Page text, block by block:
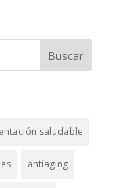
saludable
antiaging